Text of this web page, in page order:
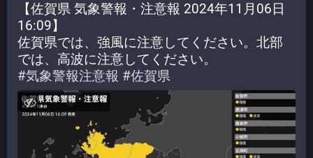
【佐賀県 気象警報・注意報 2024年11月06日
16:09】
佐賀県では、強風に注意してください。北部
では、高波に注意してください。
#気象警報注意報 #佐賀県